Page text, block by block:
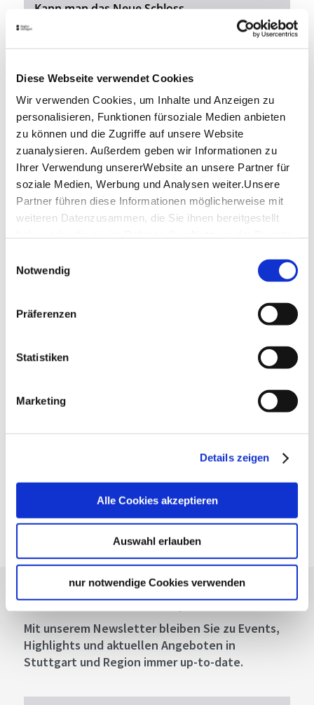
Diese Webseite verwendet Cookies
Wir verwenden Cookies, um Inhalte und Anzeigen zu
personalisieren, Funktionen fürsoziale Medien anbieten
zu können und die Zugriffe auf unsere Website
zuanalysieren. Außerdem geben wir Informationen zu
Ihrer Verwendung unsererWebsite an unsere Partner für
soziale Medien, Werbung und Analysen weiter.Unsere
Partner führen diese Informationen möglicherweise mit
weiteren Datenzusammen, die Sie ihnen bereitgestellt
Impressum
Notwendig
Präferenzen
Statistiken
Marketing
Details zeigen
Alle Cookies akzeptieren
Auswahl erlauben
nur notwendige Cookies verwenden
Kann man das Neue Schloss
geöffnet?
Stutt­
Card
Partnern für Sightseeing, Kultur & Kulinarik
25 €
Jetzt kaufen
Lassen Sie sich inspirieren!
Mit unserem Newsletter bleiben Sie zu Events,
Highlights und aktuellen Angeboten in
Stuttgart und Region immer up-to-date.